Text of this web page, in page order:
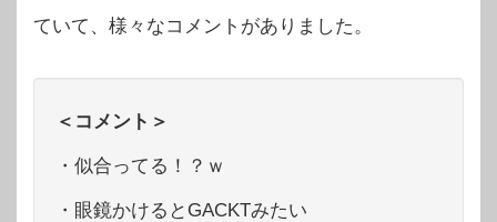
ていて、様々なコメントがありました。
＜コメント＞
・似合ってる！？ｗ
・眼鏡かけるとGACKTみたい